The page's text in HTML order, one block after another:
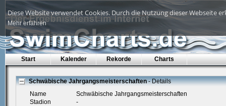
Diese Website verwendet Cookies. Durch die Nutzung dieser Webseite
Mehr erfahren
Start Kalender Rekorde Charts
Schwäbische Jahrgangsmeisterschaften- Details
Name
Schwäbische Jahrgangsmeisterschaften
Stadion
-